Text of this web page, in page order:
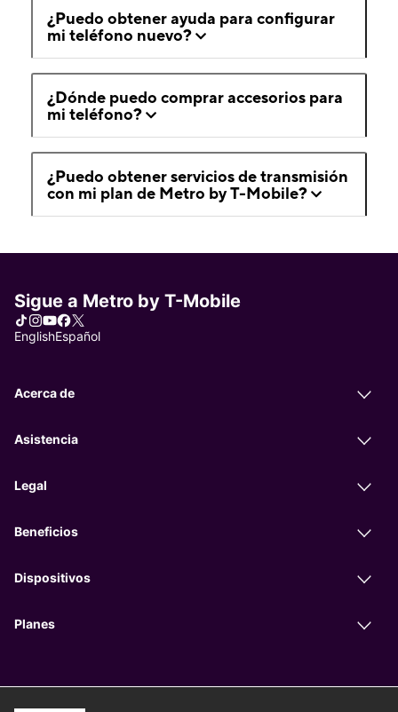
¿Puedo obtener ayuda para configurar
mi teléfono nuevo?
¿Dónde puedo comprar accesorios para
mi teléfono?
¿Puedo obtener servicios de transmisión
con mi plan de Metro by T-Mobile?